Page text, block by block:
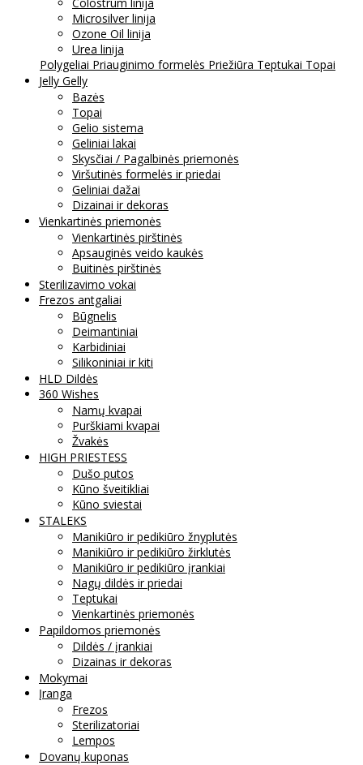
Microsilver linija
Ozone Oil linija
Urea linija
Polygeliai Priauginimo formelės Priežiūra Teptukai Topai
Jelly Gelly
Bazės
Topai
Gelio sistema
Geliniai lakai
Skysčiai / Pagalbinės priemonės
Viršutinės formelės ir priedai
Geliniai dažai
Dizainai ir dekoras
Vienkartinės priemonės
Vienkartinės pirštinės
Apsauginės veido kaukės
Buitinės pirštinės
Sterilizavimo vokai
Frezos antgaliai
Būgnelis
Deimantiniai
Karbidiniai
Silikoniniai ir kiti
HLD Dildės
360 Wishes
Namų kvapai
Purškiami kvapai
Žvakės
HIGH PRIESTESS
Dušo putos
Kūno šveitikliai
Kūno sviestai
STALEKS
Manikiūro ir pedikiūro žnyplutės
Manikiūro ir pedikiūro žirklutės
Manikiūro ir pedikiūro įrankiai
Nagų dildės ir priedai
Teptukai
Vienkartinės priemonės
Papildomos priemonės
Dildės / įrankiai
Dizainas ir dekoras
Mokymai
Įranga
Frezos
Sterilizatoriai
Lempos
Dovanų kuponas